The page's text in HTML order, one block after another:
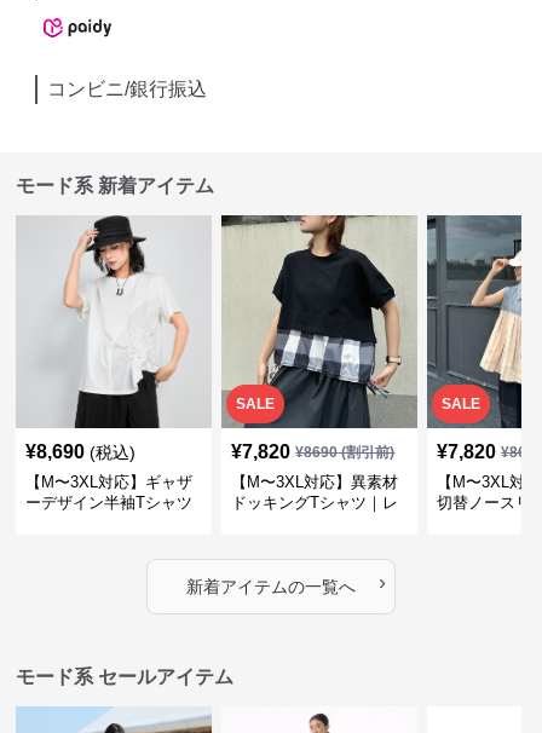
コンビニ/銀行振込
モード系 新着アイテム
¥8,690 (税込)
【M〜3XL対応】ギャザ
ーデザイン半袖Tシャツ
SALE
¥7,820 ¥8690(割引前)
【M〜3XL対応】異素材
ドッキングTシャツ｜レ
カバー・大人モード
SALE
¥7,820 ¥
【M〜3XL対
切替ノースリ
新着アイテムの一覧へ ›
モード系 セールアイテム